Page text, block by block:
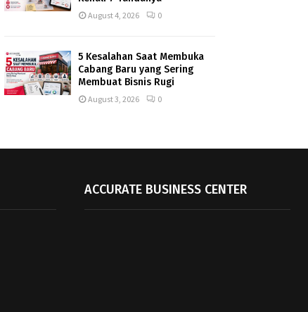
August 4, 2026 0
5 Kesalahan Saat Membuka
Cabang Baru yang Sering
Membuat Bisnis Rugi
August 3, 2026 0
ACCURATE BUSINESS CENTER